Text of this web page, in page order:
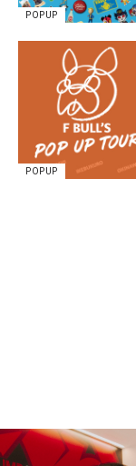
POPUP
POPUP